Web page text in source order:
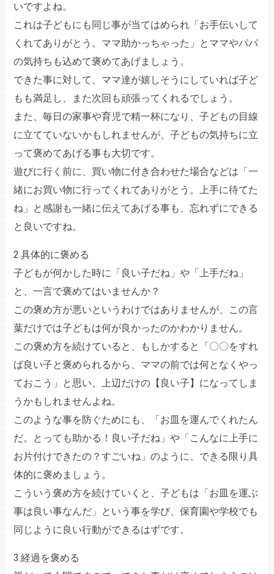
いですよね。
これは子どもにも同じ事が当てはめられ「お手伝いして
くれてありがとう。ママ助かっちゃった」とママやパパ
の気持ちも込めて褒めてあげましょう。
できた事に対して、ママ達が嬉しそうにしていれば子ど
もも満足し、また次回も頑張ってくれるでしょう。
また、毎日の家事や育児で精一杯になり、子どもの目線
に立てていないかもしれませんが、子どもの気持ちに立
って褒めてあげる事も大切です。
遊びに行く前に、買い物に付き合わせた場合などは「一
緒にお買い物に行ってくれてありがとう。上手に待てた
ね」と感謝も一緒に伝えてあげる事も、忘れずにできる
と良いですね。
2.具体的に褒める
子どもが何かした時に「良い子だね」や「上手だね」
と、一言で褒めてはいませんか？
この褒め方が悪いというわけではありませんが、この言
葉だけでは子どもは何が良かったのかわかりません。
この褒め方を続けていると、もしかすると「〇〇をすれ
ば良い子と褒められるから、ママの前では何となくやっ
ておこう」と思い、上辺だけの【良い子】になってしま
うかもしれませんよね。
このような事を防ぐためにも、「お皿を運んでくれたん
だ。とっても助かる！良い子だね」や「こんなに上手に
お片付けできたの？すごいね」のように、できる限り具
体的に褒めましょう。
こういう褒め方を続けていくと、子どもは「お皿を運ぶ
事は良い事なんだ」という事を学び、保育園や学校でも
同じように良い行動ができるはずです。
3.経過を褒める